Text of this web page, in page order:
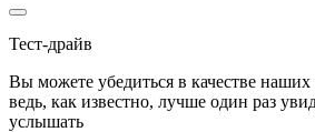
Тест-драйв
Вы можете убедиться в качестве наших
ведь, как известно, лучше один раз
услышать